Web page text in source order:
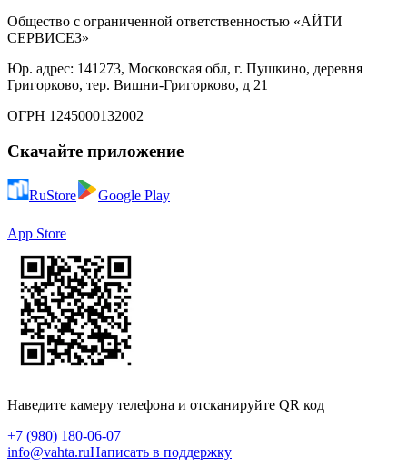
Общество с ограниченной ответственностью «АЙТИ
СЕРВИСЕЗ»
Юр. адрес: 141273, Московская обл, г. Пушкино, деревня
Григорково, тер. Вишни-Григорково, д 21
ОГРН 1245000132002
Скачайте приложение
RuStore Google Play
App Store
Наведите камеру телефона и отсканируйте QR код
+7 (980) 180-06-07
info@vahta.ruНаписать в поддержку